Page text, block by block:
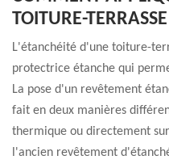
TOITURE-
L'étanchéité d'une toiture-
protectrice étanche qui
La pose d'un revêtement
fait en deux manières
thermique ou directement
l'ancien revêtement